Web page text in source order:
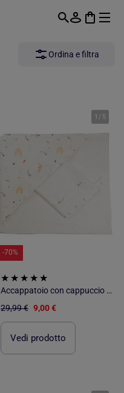
Ordina e filtra
1 / 5
-70%
Accappatoio con cappuccio OEKO-TEX®
29,99 € 9,00 €
Vedi prodotto